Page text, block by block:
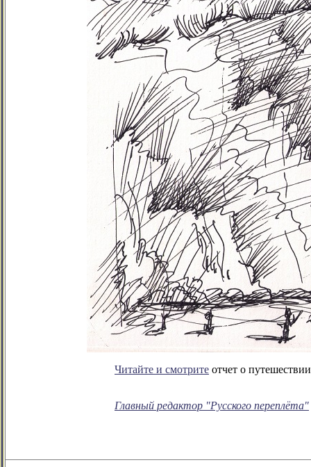
Читайте и смотрите отчет о
Главный редактор "Русского переплёта"